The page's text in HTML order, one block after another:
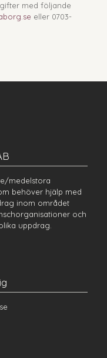
med följande
eller 0703-
medelstora
behöver hjälp med
inom området
och
uppdrag.